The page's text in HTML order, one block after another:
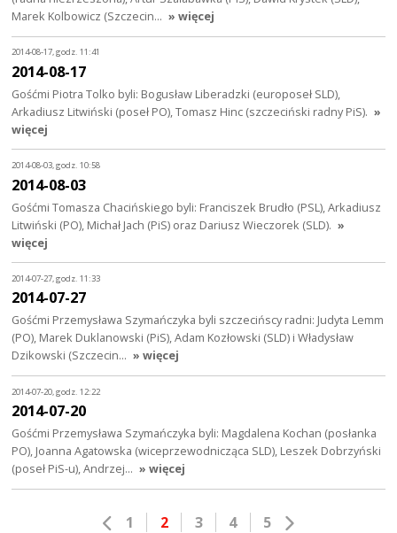
Marek Kolbowicz (Szczecin… » więcej
2014-08-17, godz. 11:41
2014-08-17
Gośćmi Piotra Tolko byli: Bogusław Liberadzki (europoseł SLD),
Arkadiusz Litwiński (poseł PO), Tomasz Hinc (szczeciński radny PiS). »
więcej
2014-08-03, godz. 10:58
2014-08-03
Gośćmi Tomasza Chacińskiego byli: Franciszek Brudło (PSL), Arkadiusz
Litwiński (PO), Michał Jach (PiS) oraz Dariusz Wieczorek (SLD). »
więcej
2014-07-27, godz. 11:33
2014-07-27
Gośćmi Przemysława Szymańczyka byli szczecińscy radni: Judyta Lemm
(PO), Marek Duklanowski (PiS), Adam Kozłowski (SLD) i Władysław
Dzikowski (Szczecin… » więcej
2014-07-20, godz. 12:22
2014-07-20
Gośćmi Przemysława Szymańczyka byli: Magdalena Kochan (posłanka
PO), Joanna Agatowska (wiceprzewodnicząca SLD), Leszek Dobrzyński
(poseł PiS-u), Andrzej… » więcej
1 2 3 4 5